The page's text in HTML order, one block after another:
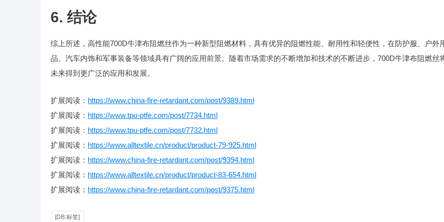
6. 结论
综上所述，高性能700D牛津布阻燃丝作为一种新型阻燃材料，具有优异的阻燃性能、耐用性和轻便性，在防护服、户外
品、汽车内饰和军事装备等领域具有广阔的应用前景。随着市场需求的不断增加和技术的不断进步，700D牛津布阻燃丝
未来得到更广泛的应用和发展。
扩展阅读： https://www.china-fire-retardant.com/post/9389.html
扩展阅读： https://www.tpu-ptfe.com/post/7734.html
扩展阅读： https://www.tpu-ptfe.com/post/7732.html
扩展阅读： https://www.alltextile.cn/product/product-79-925.html
扩展阅读： https://www.china-fire-retardant.com/post/9394.html
扩展阅读： https://www.alltextile.cn/product/product-83-654.html
扩展阅读： https://www.china-fire-retardant.com/post/9375.html
[DB:标签]